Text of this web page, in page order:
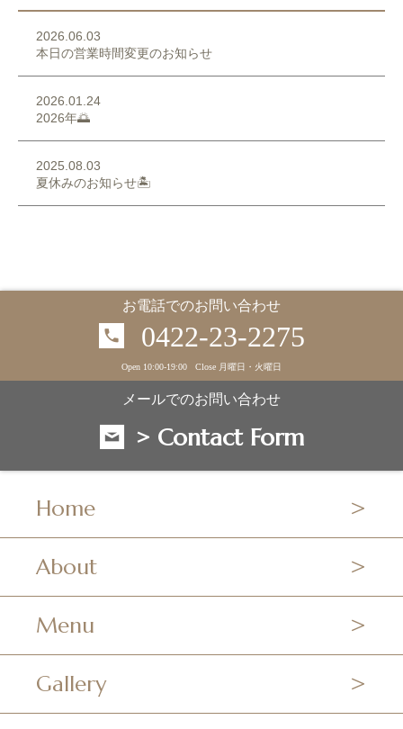
2026.06.03
本日の営業時間変更のお知らせ
2026.01.24
2026年🌅
2025.08.03
夏休みのお知らせ🏝️
お電話でのお問い合わせ
0422-23-2275
Open 10:00-19:00 Close 月曜日・火曜日
メールでのお問い合わせ
> Contact Form
Home
About
Menu
Gallery